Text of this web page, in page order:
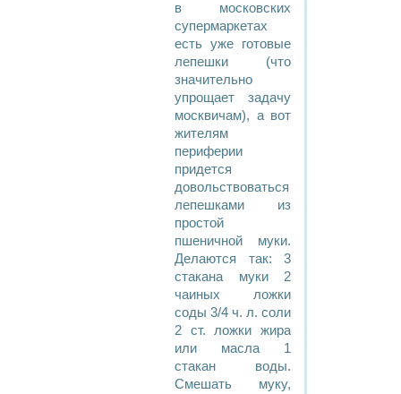
в московских
супермаркетах
есть уже готовые
лепешки (что
значительно
упрощает задачу
москвичам), а вот
жителям
периферии
придется
довольствоваться
лепешками из
простой
пшеничной муки.
Делаются так: 3
стакана муки 2
чаиных ложки
соды 3/4 ч. л. соли
2 ст. ложки жира
или масла 1
стакан воды.
Смешать муку,